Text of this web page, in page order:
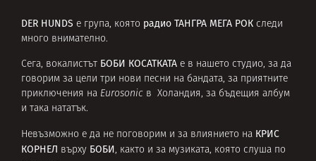
DER HUNDS е група, която радио ТАНГРА МЕГА РОК следи
много внимателно.
Сега, вокалистът БОБИ КОСАТКАТА е в нашето студио, за да
говорим за цели три нови песни на бандата, за приятните
приключения на Eurosonic в Холандия, за бъдещия албум
и така нататък.
Невъзможно е да не поговорим и за влиянието на КРИС
КОРНЕЛ върху БОБИ, както и за музиката, която слуша по